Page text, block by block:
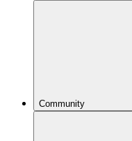
Community